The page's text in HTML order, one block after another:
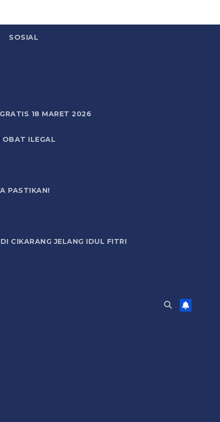
SOSIAL
18 MARET 2026
OBAT ILEGAL
PASTIKAN!
CIKARANG JELANG IDUL FITRI